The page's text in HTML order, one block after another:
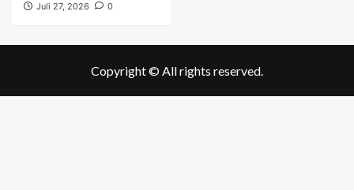
Juli 27, 2026
0
Copyright © All rights reserved.